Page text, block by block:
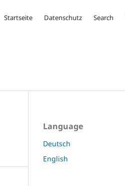
Startseite Datenschutz Search
Language
Deutsch
English